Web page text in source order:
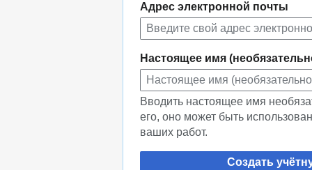
Адрес электронной почты
Настоящее имя
Вводить настоящее имя
его, оно может быть
ваших работ.
Создать